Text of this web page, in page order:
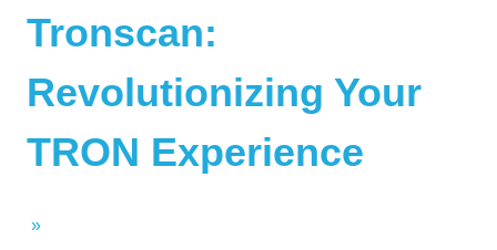
Tronscan:
Revolutionizing Your
TRON Experience